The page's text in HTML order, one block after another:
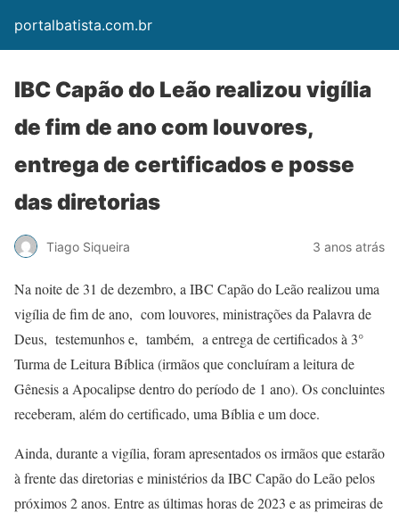
portalbatista.com.br
IBC Capão do Leão realizou vigília
de fim de ano com louvores,
entrega de certificados e posse
das diretorias
Tiago Siqueira 3 anos atrás
Na noite de 31 de dezembro, a IBC Capão do Leão realizou uma
vigília de fim de ano, com louvores, ministrações da Palavra de
Deus, testemunhos e, também, a entrega de certificados à 3°
Turma de Leitura Bíblica (irmãos que concluíram a leitura de
Gênesis a Apocalipse dentro do período de 1 ano). Os concluintes
receberam, além do certificado, uma Bíblia e um doce.
Ainda, durante a vigília, foram apresentados os irmãos que estarão
à frente das diretorias e ministérios da IBC Capão do Leão pelos
próximos 2 anos. Entre as últimas horas de 2023 e as primeiras de